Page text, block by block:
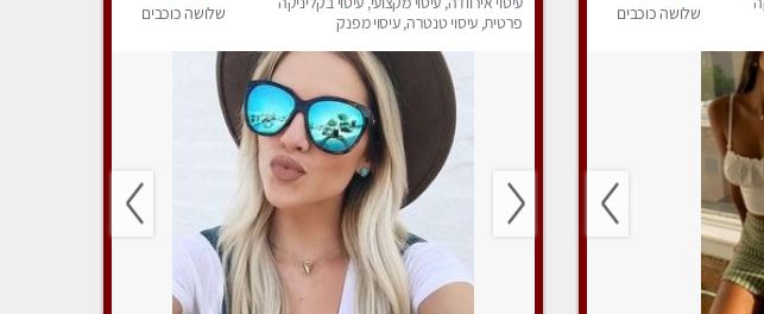
שלושה כוכבים
פרטית, עיסוי טנטרה, עיסוי מפנק
שלושה כוכבים